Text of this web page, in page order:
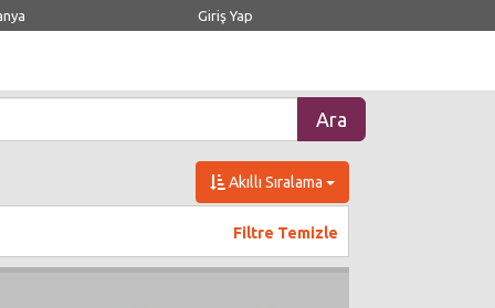
Giriş Yap
Akıllı Sıralama
Filtre Temizle